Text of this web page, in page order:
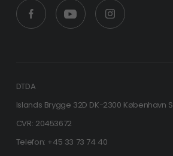
DTDA
Islands Brygge 32D DK-2300 København S
CVR: 20453672
Telefon: +45 33 73 74 40